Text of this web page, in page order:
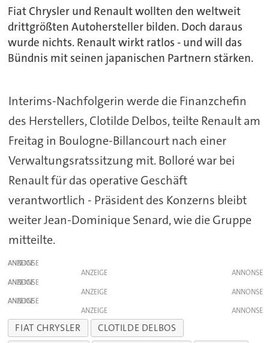
Fiat Chrysler und Renault wollten den weltweit
drittgrößten Autohersteller bilden. Doch daraus
wurde nichts. Renault wirkt ratlos - und will das
Bündnis mit seinen japanischen Partnern stärken.
Interims-Nachfolgerin werde die Finanzchefin
des Herstellers, Clotilde Delbos, teilte Renault am
Freitag in Boulogne-Billancourt nach einer
Verwaltungsratssitzung mit. Bolloré war bei
Renault für das operative Geschäft
verantwortlich - Präsident des Konzerns bleibt
weiter Jean-Dominique Senard, wie die Gruppe
mitteilte.
ANZEIGE
ANZEIGE
ANZEIGE
ANZEIGE
ANZEIGE
ANZEIGE
FIAT CHRYSLER
CLOTILDE DELBOS